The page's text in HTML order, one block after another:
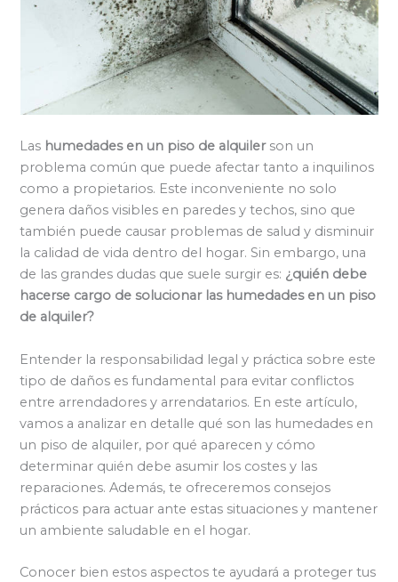
Las humedades en un piso de alquilerson un
problema común que puede afectar tanto a inquilinos
como a propietarios. Este inconveniente no solo
genera daños visibles en paredes y techos, sino que
también puede causar problemas de salud y disminuir
la calidad de vida dentro del hogar. Sin embargo, una
de las grandes dudas que suele surgir es: ¿quién debe
hacerse cargo de solucionar las humedades en un piso
de alquiler?
Entender la responsabilidad legal y práctica sobre este
tipo de daños es fundamental para evitar conflictos
entre arrendadores y arrendatarios. En este artículo,
vamos a analizar en detalle qué son las humedades en
un piso de alquiler, por qué aparecen y cómo
determinar quién debe asumir los costes y las
reparaciones. Además, te ofreceremos consejos
prácticos para actuar ante estas situaciones y mantener
un ambiente saludable en el hogar.
Conocer bien estos aspectos te ayudará a proteger tus